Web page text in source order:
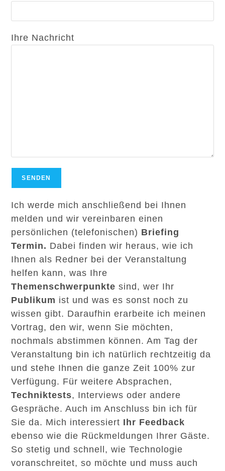
Ihre Nachricht
Ich werde mich anschließend bei Ihnen
melden und wir vereinbaren einen
persönlichen (telefonischen) Briefing
Termin. Dabei finden wir heraus, wie ich
Ihnen als Redner bei der Veranstaltung
helfen kann, was Ihre
Themenschwerpunkte sind, wer Ihr
Publikum ist und was es sonst noch zu
wissen gibt. Daraufhin erarbeite ich meinen
Vortrag, den wir, wenn Sie möchten,
nochmals abstimmen können. Am Tag der
Veranstaltung bin ich natürlich rechtzeitig da
und stehe Ihnen die ganze Zeit 100% zur
Verfügung. Für weitere Absprachen,
Techniktests, Interviews oder andere
Gespräche. Auch im Anschluss bin ich für
Sie da. Mich interessiert Ihr Feedback
ebenso wie die Rückmeldungen Ihrer Gäste.
So stetig und schnell, wie Technologie
voranschreitet, so möchte und muss auch